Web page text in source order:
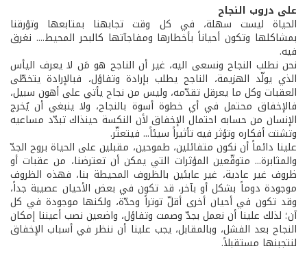
على دروب النجاح
الحياة ليست سهلة، في كل وقت تجابهنا بمتابعها وتؤرقنا
بمشاكلها وتكون أحياناً بأخطارها ومفاجآتها كالبحر المحيط.... نغرق
فيه.
نحن نطلب النجاح ونسعى اليه، غير أن الناجح هو مَن لا يعرف اليأس
الذي يولّد الهزيمة، الناجح يطلب بإرادة وتفاؤل، فبالإرادة يتخطّى
العقبات وكل ما يعرقل تقدّمه، وليس من نجاح يأتي على أهون سبيل،
فالإخفاق محتمل في أي خطوة أسوة بالنجاح، ولا ينبغي أن يُخرج
الإنسان من حسابه احتمال الإخفاق لأن النكسة حينذاك تبدّد مساعيه
وتشتت أفكاره وتؤثر فيه تأثيراً سيئاً... فيتعثّر.
علينا دائماً أن نكون متفائلين، طموحين، مقبلين على الحياة بروح الجدّ
والمثابرة... متوقّعين المؤثرات التي يمكن أن تعترضنا، من عقبات أو
ظروف غير عادية، غير عابئين بالظروف المحيطة بنا، فهذه الظروف
موجودة دوماً بشكل أو بآخر، قد تكون في بعض الأحيان عصيبة جداً،
وقد تكون في أحيان أخرى أقلّ توتراً وحدّة، ولكنها موجودة في كل
آن؛ لذلك علينا أن نعمل بجدّ وصمت وتفاؤل، واضعين نصب أعيننا إمكان
النجاح بعد الفشل، وبالمقابل، يجب علينا أن ننظر في أسباب الإخفاق
لنتجبنها مستقبلاً.